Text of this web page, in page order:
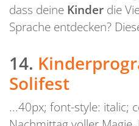
dass deine Kinder die
Sprache entdecken?
14.
Solifest
...40px; font-style: italic;